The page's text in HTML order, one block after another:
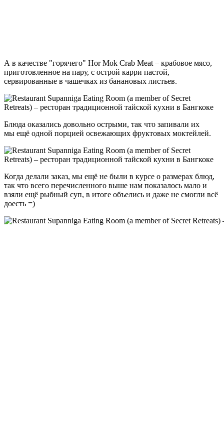
А в качестве "горячего" Hor Mok Crab Meat – крабовое мясо,
приготовленное на пару, с острой карри пастой,
сервированные в чашечках из банановых листьев.
Блюда оказались довольно острыми, так что запивали их
мы ещё одной порцией освежающих фруктовых моктейлей.
Когда делали заказ, мы ещё не были в курсе о размерах блюд,
так что всего перечисленного выше нам показалось мало и
взяли ещё рыбный суп, в итоге объелись и даже не смогли всё
доесть =)